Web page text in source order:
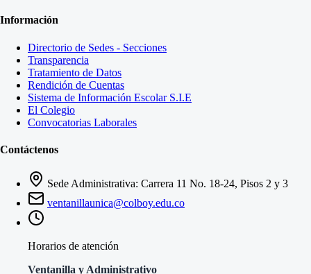
Información
Directorio de Sedes - Secciones
Transparencia
Tratamiento de Datos
Rendición de Cuentas
Sistema de Información Escolar S.I.E
El Colegio
Convocatorias Laborales
Contáctenos
Sede Administrativa: Carrera 11 No. 18-24, Pisos 2 y 3
ventanillaunica@colboy.edu.co
Horarios de atención
Ventanilla y Administrativo